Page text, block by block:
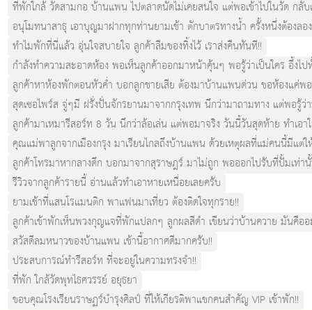
ที่พักใกล้ วัดสามกอ บ้านแพน ไปตลาดนัดไม่เคยสนใจ แต่พอเข้าไปในวัด กลั
อนุโมทนาสาธุ เอาบุญมาฝากทุกท่านยามเช้า ตักบาตรทางน้ำ ครั้งหนึ่งต้อง
ทำไมพักที่นี่แล้ว อุ่นใจสบายใจ ลูกค้าลืมของทิ้งไว้ เราส่งคืนทันที!!
กำลังทำความสะอาดห้อง พอเห็นลูกค้าออกมาหน้าคุ้นๆ พอรู้ว่าเป็นใคร อึ้งไป
ลูกค้าหาห้องพักตอนหัวค่ำ บอกลูกชายเสีย ต้องมาบ้านแพนด่วน ขอห้องแค่พ
สุดเซอไพร์ส จู่ๆมี ฝรั่งปั่นจักรยานมาจากกรุงเทพ นึกว่ามาถามทาง แต่พอรู้ว่
ลูกค้ามาเหมารีสอร์ท 8 วัน นึกว่าล้อเล่น แต่พอมาจริง วันนี้วันสุดท้าย ทำเอา
คุณแม่พาลูกจากเมืองกรุง มาเรียนไกลถึงบ้านแพน ด้วยเหตุผลที่แม่คนนี้มีแต่ใ
ลูกค้าโทรมาหากลางดึก บอกมาจากสุราษฎร์ มาไม่ถูก พอออกไปรับที่ปั้มเท่
รีวิวจากลูกค้ารายนี้ อ่านแล้วทำเอาหายเหนื่อยเลยครับ
ยามเช้าที่แสนโรแมนติก พาแฟนมาเที่ยว ต้องติดใจทุกราย!!
ลูกค้าเข้าพักเห็นพวงกุญแจที่พักแปลกๆ ลูกผลสีดำ เขียนว่าบ้านควาย มันคือ
สวัสดีลมหนาวของบ้านแพน เช้านี้อากาศดีมากครับ!!
ประสบการณ์ทำรีสอร์ท ที่จะอยู่ในความทรงจำ!!
ที่พัก ใกล้วัดพุทไธศวรรย์ อยุธยา
ขอบคุณโรงเรียนราษฏร์บำรุงศิลป์ ที่ให้เกียรติพาแขกคนสำคัญ VIP เข้าพัก!!